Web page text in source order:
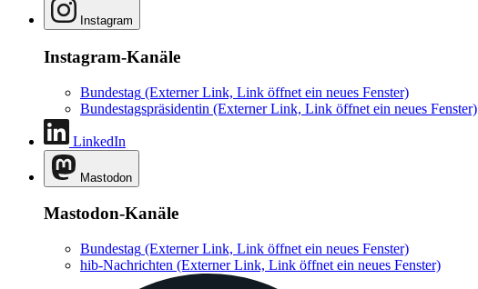
Instagram
Instagram-Kanäle
Bundestag (Externer Link, Link öffnet ein neues Fenster)
Bundestagspräsidentin (Externer Link, Link öffnet ein neues Fenster)
LinkedIn
Mastodon
Mastodon-Kanäle
Bundestag (Externer Link, Link öffnet ein neues Fenster)
hib-Nachrichten (Externer Link, Link öffnet ein neues Fenster)